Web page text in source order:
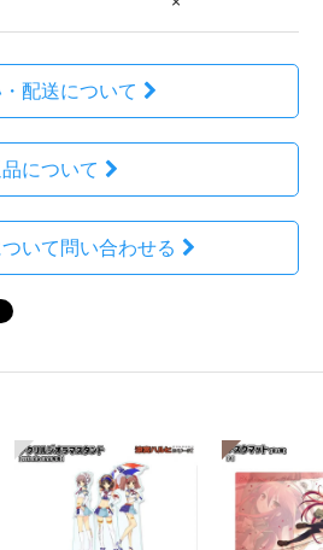
配送について
について
いて問い合わせる